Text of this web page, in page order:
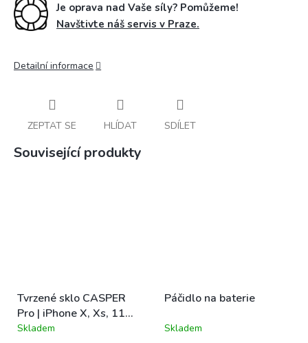
Je oprava nad Vaše síly? Pomůžeme!
Navštivte náš servis v Praze.
Detailní informace
ZEPTAT SE HLÍDAT SDÍLET
Související produkty
Tvrzené sklo CASPER
Pro | iPhone X, Xs, 11
Pro
Průměrné
Skladem
Páčidlo na baterie
Průměrné
Skladem